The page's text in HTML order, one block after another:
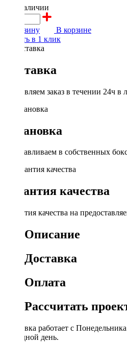
в наличии
В корзину
В корзине
Купить в 1 клик
Доставка
Доставляем заказ в течении 24ч
Установка
Устанавливаем в собственных
Гарантия качества
Гарантия качества на
Описание
Доставка
Оплата
Рассчитать
Доставка работает с
выходной день.